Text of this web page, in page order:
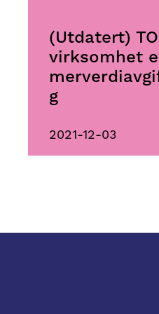
(Utdatert)
virksomhet
g
2021-12-03